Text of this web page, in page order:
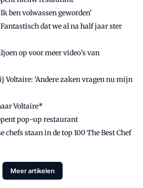
ben volwassen geworden'
dat we al na half jaar ster
op voor meer video's van
Voltaire: 'Andere zaken vragen nu mijn
Voltaire*
pop-up restaurant
chefs staan in de top 100 The Best Chef
Meer artikelen